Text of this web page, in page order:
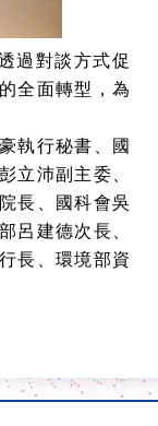
過對談方式促
全面轉型，為
執行秘書、國
立沛副主委、
長、國科會吳
呂建德次長、
長、環境部資